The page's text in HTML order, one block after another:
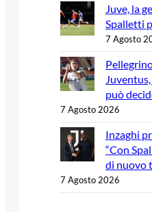
Juve, la
Spalletti
7 Agosto
può
7 Agosto 2026
Inzaghi
“Con
di nuovo
7 Agosto 2026